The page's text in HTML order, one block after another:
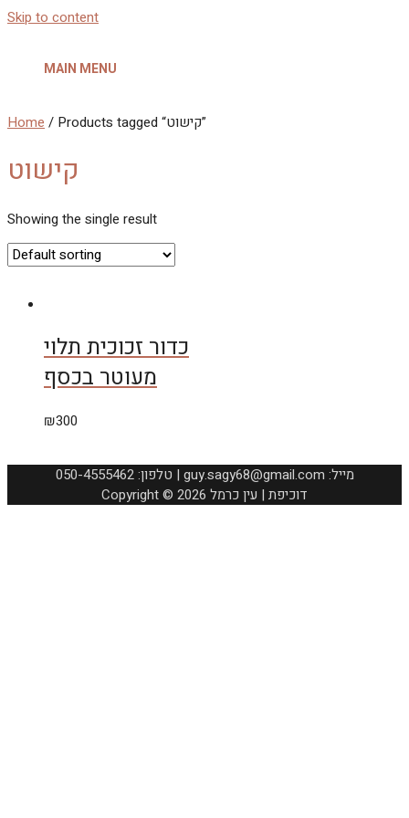
Skip to content
MAIN MENU
Home / Products tagged “קישוט”
קישוט
Showing the single result
כדור זכוכית תלוי
מעוטר בכסף
₪300
050-4555462 :טלפון | guy.sagy68@gmail.com :מייל
Copyright © 2026 דוכיפת | עין כרמל